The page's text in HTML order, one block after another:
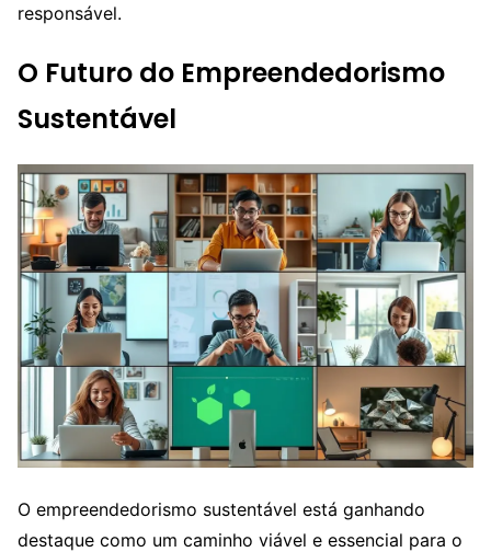
responsável.
O Futuro do Empreendedorismo
Sustentável
O empreendedorismo sustentável está ganhando
destaque como um caminho viável e essencial para o